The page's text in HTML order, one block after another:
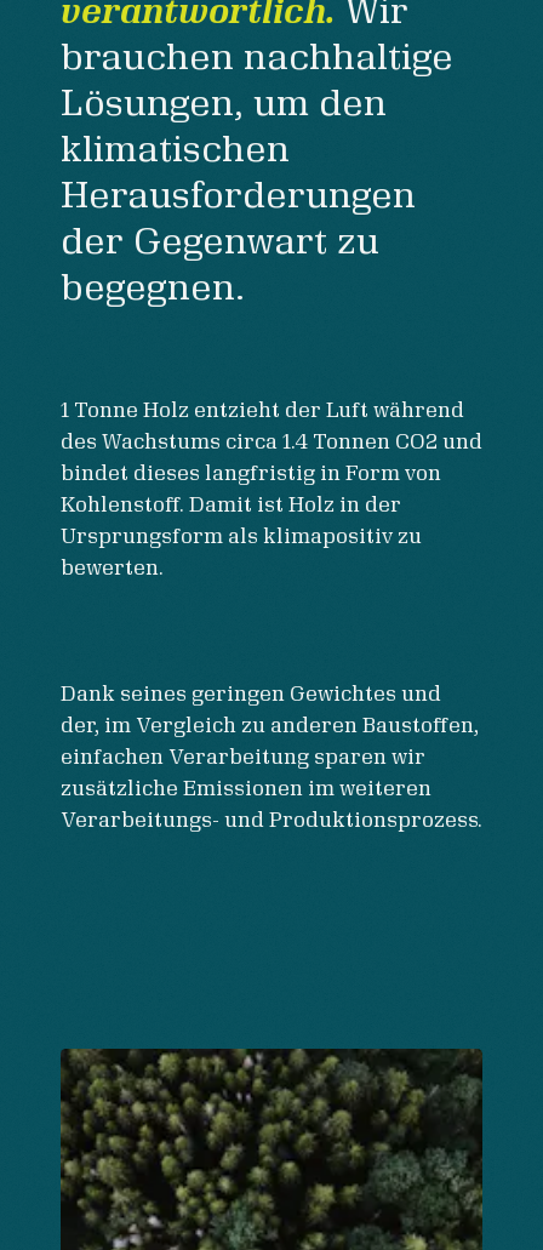
verantwortlich. Wir
brauchen nachhaltige
Lösungen, um den
klimatischen
Herausforderungen
der Gegenwart zu
begegnen.
1 Tonne Holz entzieht der Luft während
des Wachstums circa 1.4 Tonnen CO2 und
bindet dieses langfristig in Form von
Kohlenstoff. Damit ist Holz in der
Ursprungsform als klimapositiv zu
bewerten.
Dank seines geringen Gewichtes und
der, im Vergleich zu anderen Baustoffen,
einfachen Verarbeitung sparen wir
zusätzliche Emissionen im weiteren
Verarbeitungs- und Produktionsprozess.